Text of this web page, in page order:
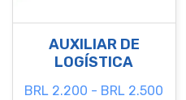
AUXILIAR DE
LOGÍSTICA
BRL 2.200 - BRL 2.500